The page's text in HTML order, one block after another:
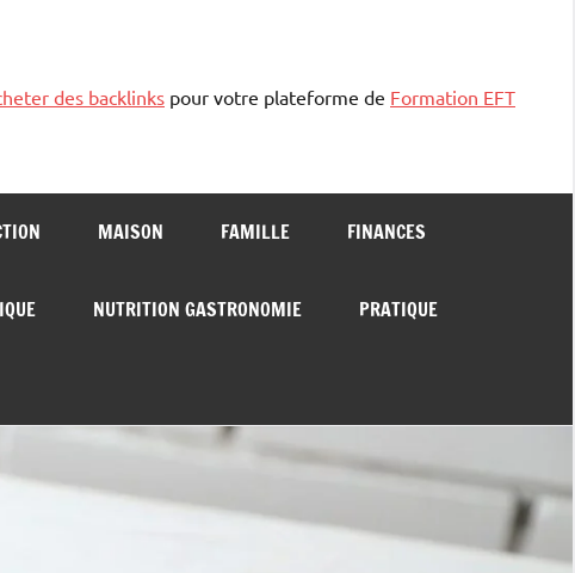
des backlinks pour votre plateforme de Formation EFT
MAISON FAMILLE FINANCES
NUTRITION GASTRONOMIE PRATIQUE